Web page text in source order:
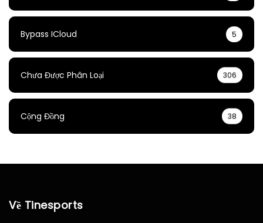
Bypass ICloud 5
Chưa Được Phân Loại 306
Cộng Đồng 38
Về Tinesports